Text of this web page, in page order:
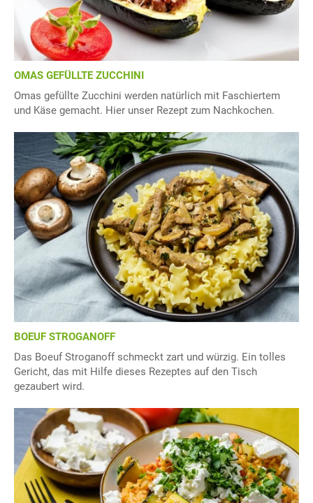
OMAS GEFÜLLTE ZUCCHINI
Omas gefüllte Zucchini werden natürlich mit Faschiertem
und Käse gemacht. Hier unser Rezept zum Nachkochen.
BOEUF STROGANOFF
Das Boeuf Stroganoff schmeckt zart und würzig. Ein tolles
Gericht, das mit Hilfe dieses Rezeptes auf den Tisch
gezaubert wird.